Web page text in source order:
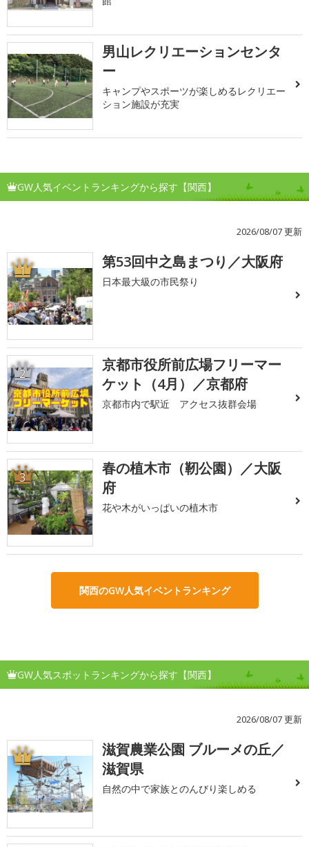
男山レクリエーションセンタ
ー
キャンプやスポーツが楽しめるレクリエー
ション施設が充実
GW人気イベントランキングから探す【関西】
2026/08/07 更新
1 第53回中之島まつり／大阪府
日本最大級の市民祭り
2
京都市役所前広場フリーマー
ケット（4月）／京都府
京都市内で駅近 アクセス抜群会場
3
春の植木市（靭公園）／大阪
府
花や木がいっぱいの植木市
関西のGW人気イベントランキング
GW人気スポットランキングから探す【関西】
2026/08/07 更新
1
滋賀農業公園 ブルーメの丘／
滋賀県
自然の中で家族とのんびり楽しめる